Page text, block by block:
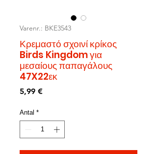
Varenr.: BKE3543
Κρεμαστό σχοινί κρίκος
Birds Kingdom για
μεσαίους παπαγάλους
47X22εκ
5,99 €Pris
Antal *